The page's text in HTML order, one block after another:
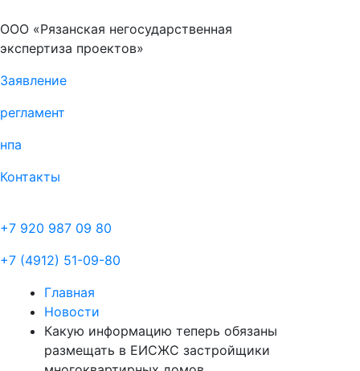
ООО «Рязанская негосударственная
экспертиза проектов»
Заявление
регламент
нпа
Контакты
+7 920 987 09 80
+7 (4912) 51-09-80
Главная
Новости
Какую информацию теперь обязаны
размещать в ЕИСЖС застройщики